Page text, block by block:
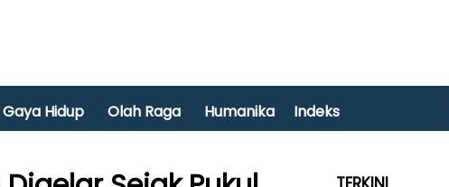
Gaya Hidup Olah Raga Humanika Indeks